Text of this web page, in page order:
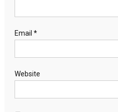
Email *
Website